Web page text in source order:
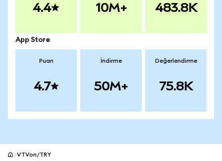
4.4 10M+ 483.8K
App Store
Puan
4.7
İndirme
50M+
Değerlendirme
75.8K
VTVon/TRY